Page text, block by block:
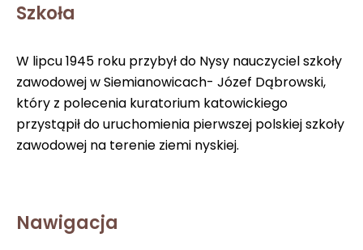
Szkoła
W lipcu 1945 roku przybył do Nysy nauczyciel szkoły
zawodowej w Siemianowicach- Józef Dąbrowski,
który z polecenia kuratorium katowickiego
przystąpił do uruchomienia pierwszej polskiej szkoły
zawodowej na terenie ziemi nyskiej.
Nawigacja